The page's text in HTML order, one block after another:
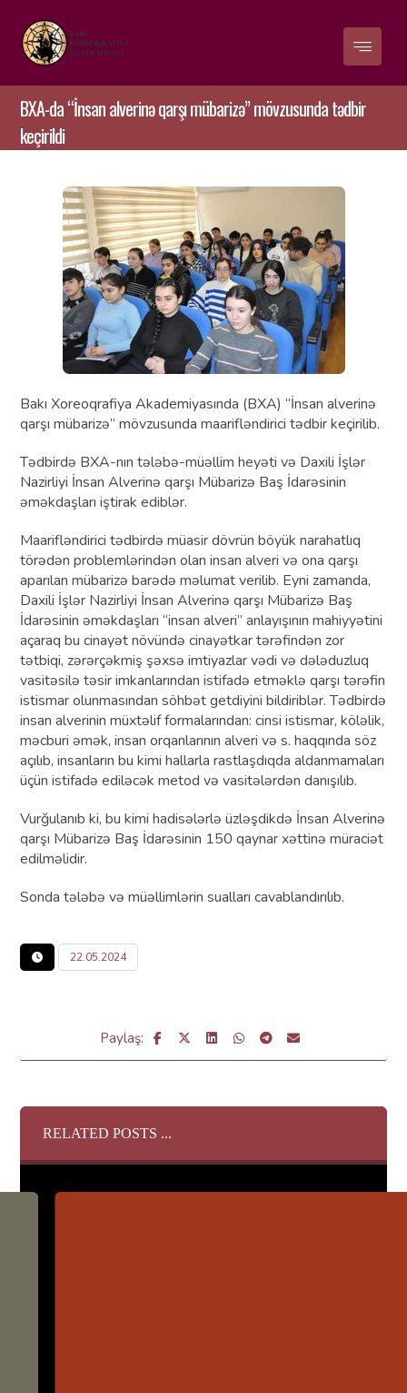
BXA-da “İnsan alverinə qarşı mübarizə” mövzusunda tədbir
keçirildi
Bakı Xoreoqrafiya Akademiyasında (BXA) “İnsan alverinə
qarşı mübarizə” mövzusunda maarifləndirici tədbir keçirilib.
Tədbirdə BXA-nın tələbə-müəllim heyəti və Daxili İşlər
Nazirliyi İnsan Alverinə qarşı Mübarizə Baş İdarəsinin
əməkdaşları iştirak ediblər.
Maarifləndirici tədbirdə müasir dövrün böyük narahatlıq
törədən problemlərindən olan insan alveri və ona qarşı
aparılan mübarizə barədə məlumat verilib. Eyni zamanda,
Daxili İşlər Nazirliyi İnsan Alverinə qarşı Mübarizə Baş
İdarəsinin əməkdaşları “insan alveri” anlayışının mahiyyətini
açaraq bu cinayət növündə cinayətkar tərəfindən zor
tətbiqi, zərərçəkmiş şəxsə imtiyazlar vədi və dələduzluq
vasitəsilə təsir imkanlarından istifadə etməklə qarşı tərəfin
istismar olunmasından söhbət getdiyini bildiriblər. Tədbirdə
insan alverinin müxtəlif formalarından: cinsi istismar, köləlik,
məcburi əmək, insan orqanlarının alveri və s. haqqında söz
açılıb, insanların bu kimi hallarla rastlaşdıqda aldanmamaları
üçün istifadə ediləcək metod və vasitələrdən danışılıb.
Vurğulanıb ki, bu kimi hadisələrlə üzləşdikdə İnsan Alverinə
qarşı Mübarizə Baş İdarəsinin 150 qaynar xəttinə müraciət
edilməlidir.
Sonda tələbə və müəllimlərin sualları cavablandırılıb.
22.05.2024
RELATED POSTS ...